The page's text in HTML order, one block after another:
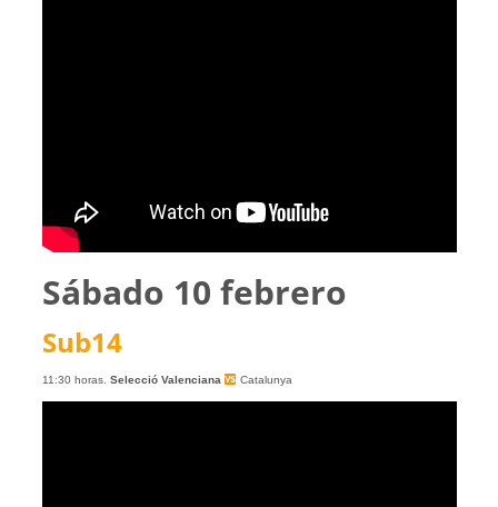
Sábado 10 febrero
Sub14
11:30 horas. Selecció Valenciana Catalunya